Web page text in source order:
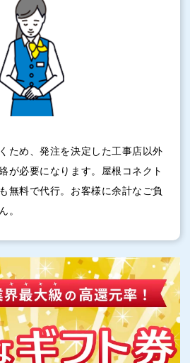
ため、発注を決定した工事店以外
が必要になります。屋根コネクト
無料で代行。お客様に余計なご負
。